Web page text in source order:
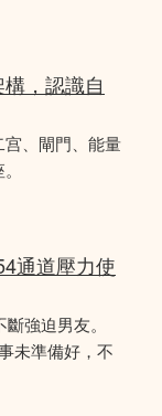
，認識自
宫、閘門、能量
通道壓力使
強迫男友。
未準備好，不